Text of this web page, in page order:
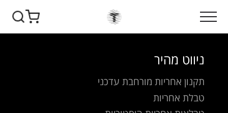
ניווט מהיר
תקנון אחריות מורחבת עדכני
טבלת אחריות